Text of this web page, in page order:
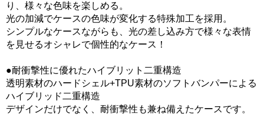
り、様々な色味を楽しめる。
光の加減でケースの色味が変化する特殊加工を採用。
シンプルなケースながらも、光の差し込み方で様々な表情
を見せるオシャレで個性的なケース！
●耐衝撃性に優れたハイブリット二重構造
透明素材のハードシェル+TPU素材のソフトバンパーによる
ハイブリッド二重構造
デザインだけでなく、耐衝撃性も兼ね備えたケースです。